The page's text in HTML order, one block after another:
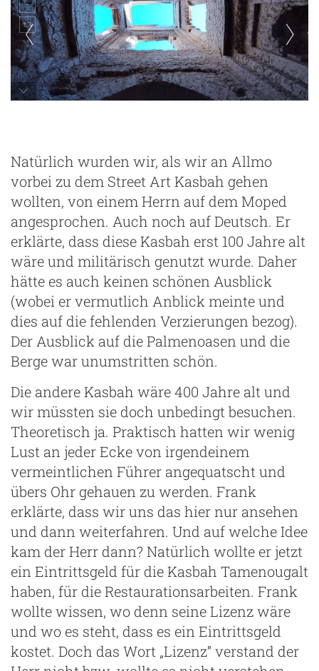
Natürlich wurden wir, als wir an Allmo
vorbei zu dem Street Art Kasbah gehen
wollten, von einem Herrn auf dem Moped
angesprochen. Auch noch auf Deutsch. Er
erklärte, dass diese Kasbah erst 100 Jahre alt
wäre und militärisch genutzt wurde. Daher
hätte es auch keinen schönen Ausblick
(wobei er vermutlich Anblick meinte und
dies auf die fehlenden Verzierungen bezog).
Der Ausblick auf die Palmenoasen und die
Berge war unumstritten schön.
Die andere Kasbah wäre 400 Jahre alt und
wir müssten sie doch unbedingt besuchen.
Theoretisch ja. Praktisch hatten wir wenig
Lust an jeder Ecke von irgendeinem
vermeintlichen Führer angequatscht und
übers Ohr gehauen zu werden. Frank
erklärte, dass wir uns das hier nur ansehen
und dann weiterfahren. Und auf welche Idee
kam der Herr dann? Natürlich wollte er jetzt
ein Eintrittsgeld für die Kasbah Tamenougalt
haben, für die Restaurationsarbeiten. Frank
wollte wissen, wo denn seine Lizenz wäre
und wo es steht, dass es ein Eintrittsgeld
kostet. Doch das Wort „Lizenz“ verstand der